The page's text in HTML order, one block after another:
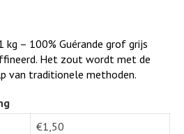
kg – 100% Guérande grof grijs
Het zout wordt met de
van traditionele methoden.
€1,50